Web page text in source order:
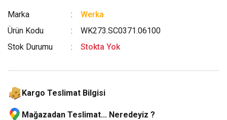
Marka
Werka
Ürün Kodu
WK273.SC0371.06100
Stok Durumu
Stokta Yok
Kargo Teslimat Bilgisi
Mağazadan Teslimat... Neredeyiz ?